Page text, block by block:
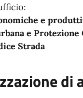
e
e Protezione
Strada
di